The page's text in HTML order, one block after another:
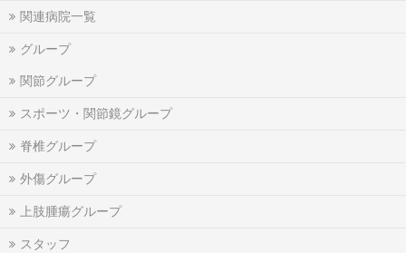
関連病院一覧
グループ
関節グループ
スポーツ・関節鏡グループ
脊椎グループ
外傷グループ
上肢腫瘍グループ
スタッフ